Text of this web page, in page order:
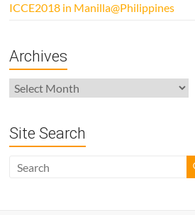
ICCE2018 in Manilla@Philippines
Archives
Archives
Site Search